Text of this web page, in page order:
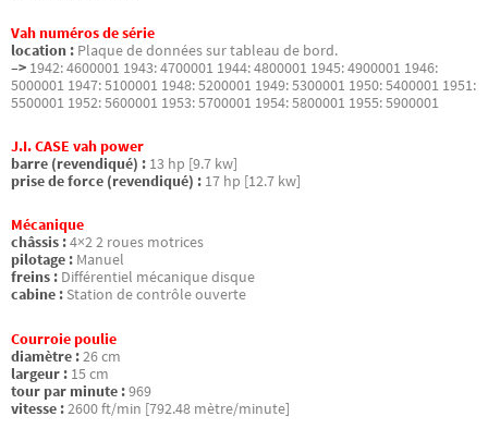
Vah numéros de série
location : Plaque de données sur tableau de bord.
–> 1942: 4600001 1943: 4700001 1944: 4800001 1945: 4900001 1946:
5000001 1947: 5100001 1948: 5200001 1949: 5300001 1950: 5400001 1951:
5500001 1952: 5600001 1953: 5700001 1954: 5800001 1955: 5900001
J.I. CASE vah power
barre (revendiqué) : 13 hp [9.7 kw]
prise de force (revendiqué) : 17 hp [12.7 kw]
Mécanique
châssis :4×2 2 roues motrices
pilotage : Manuel
freins : Différentiel mécanique disque
cabine : Station de contrôle ouverte
Courroie poulie
diamètre :26 cm
largeur : 15 cm
tour par minute :969
vitesse :2600 ft/min [792.48 mètre/minute]